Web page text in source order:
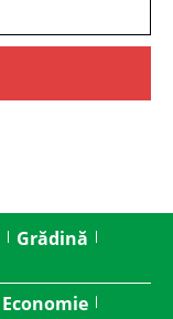
Grădină
Economie